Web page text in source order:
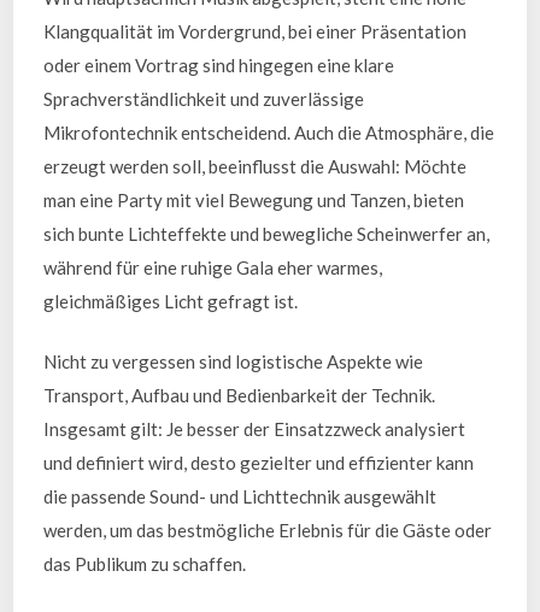
Klangqualität im Vordergrund, bei einer Präsentation
oder einem Vortrag sind hingegen eine klare
Sprachverständlichkeit und zuverlässige
Mikrofontechnik entscheidend. Auch die Atmosphäre, die
erzeugt werden soll, beeinflusst die Auswahl: Möchte
man eine Party mit viel Bewegung und Tanzen, bieten
sich bunte Lichteffekte und bewegliche Scheinwerfer an,
während für eine ruhige Gala eher warmes,
gleichmäßiges Licht gefragt ist.
Nicht zu vergessen sind logistische Aspekte wie
Transport, Aufbau und Bedienbarkeit der Technik.
Insgesamt gilt: Je besser der Einsatzzweck analysiert
und definiert wird, desto gezielter und effizienter kann
die passende Sound- und Lichttechnik ausgewählt
werden, um das bestmögliche Erlebnis für die Gäste oder
das Publikum zu schaffen.